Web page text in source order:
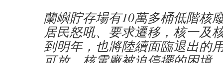
蘭嶼貯存場有10萬多桶低階核
居民怒吼、要求遷移，核一及
到明年，也將陸續面臨退出的